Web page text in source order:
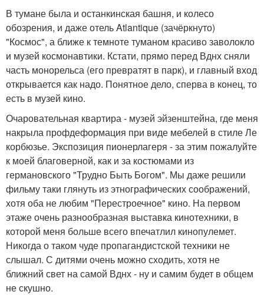
В тумане была и останкинская башня, и колесо
обозрения, и даже отель Atlantique (зачёркнуто)
"Космос", а ближе к темноте туманом красиво заволокло
и музей космонавтики. Кстати, прямо перед Вднх сняли
часть монорельса (его превратят в парк), и главный вход
открывается как надо. Понятное дело, сперва в конец, то
есть в музей кино.
Очаровательная квартира - музей эйзенштейна, где меня
накрыла профдеформация при виде мебелей в стиле Ле
корбюзье. Экспозиция пионерлагеря - за этим пожалуйте
к моей благоверной, как и за костюмами из
германовского "Трудно Быть Богом". Мы даже решили
фильму таки глянуть из этнографических соображений,
хотя оба не любим "Перестроечное" кино. На первом
этаже очень разнообразная выставка кинотехники, в
которой меня больше всего впечатлил кинопулемет.
Никогда о таком чуде пропагандистской техники не
слышал. С дитями очень можно сходить, хотя не
ближний свет на самой Вднх - ну и самим будет в общем
не скушно.